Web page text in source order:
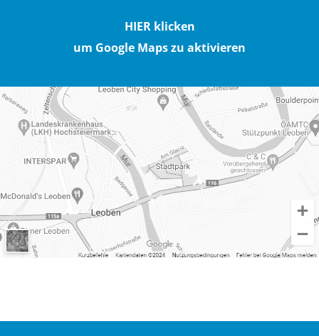
HIER klicken
um Google Maps zu aktivieren